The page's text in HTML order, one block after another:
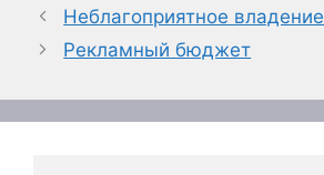
Неблагоприятное владение
Рекламный бюджет